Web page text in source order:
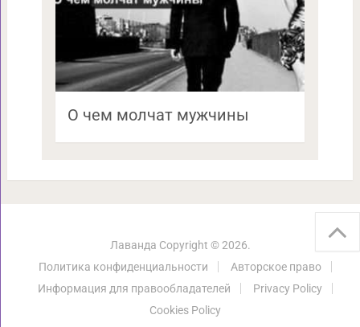
О чем молчат мужчины
Лаванда Copyright © 2026.
Политика конфиденциальности
Авторское право
Информация для правообладателей
Privacy Policy
Cookies Policy